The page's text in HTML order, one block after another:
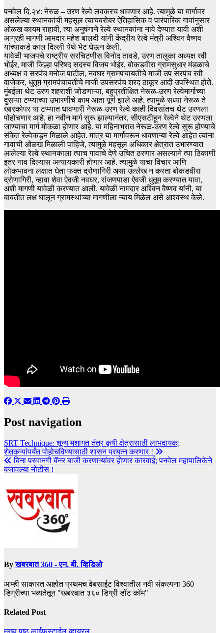
पनवेल दि.२४: नेरुळ – उरण रेल्वे लवकरच धावणार आहे. त्यामुळे या मार्गावर
असलेल्या स्थानकांची महसूल त्याचबरोबर ऐतिहासिक व पारंपारिक गावांनुसार
ओळख कायम राहावी, त्या अनुषंगाने रेल्वे स्थानकांना नावे देण्यात यावी अशी
आग्रही मागणी आमदार महेश बालदी यांनी केंद्रीय रेल्वे मंत्री अश्विन वैष्णव
यांच्याकडे काल दिल्ली येथे भेट घेऊन केली.
यावेळी भाजपचे राष्ट्रीय सरचिटणीस विनोद तावडे, उरण तालुका अध्यक्ष रवी
भोईर, माजी जिल्हा परिषद सदस्य विजय भोईर, बोकडवीरा ग्रामसुधार मंडळाचे
अध्यक्ष व सरपंच मनोज पाटील, नवघर ग्रामपंचायतीचे माजी उप सरपंच रवी
वाजेकर, धुतूम ग्रामपंचायतीचे माजी उपसरपंच शरद ठाकूर आदी उपस्थित होते.
मुंबईला थेट उरण शहराशी जोडणाऱ्या, बहुप्रतीक्षित नेरूळ-उरण रेल्वेमार्गाच्या
दुसऱ्या टप्प्याच्या उभारणीचे काम आता पूर्ण झाले आहे. त्यामुळे सध्या नेरूळ ते
खारकोपर या टप्प्यात धावणारी नेरूळ-उरण रेल्वे काही दिवसांतच थेट उरणला
पोहोचणार आहे. हा नवीन मार्ग सुरू झाल्यानंतर, सीएसटीहून रेल्वेने थेट उरणला
जाण्याचा मार्ग मोकळा होणार आहे. या महिनाभरात नेरूळ-उरण रेल्वे सुरू होण्याचे
संकेत रेल्वेकडून मिळाले आहेत. मात्र या मार्गावरून धावणाऱ्या रेल्वे आहेत त्यांना
गावांची ओळख मिळाली पाहिजे, त्यामुळे महसूल अधिकार क्षेत्रात उभारण्यात
आलेल्या रेल्वे स्थानकाला त्याच गावाचे देणे उचित ठरणार असल्याने त्या ठिकाणी
इतर नाव दिल्यास अन्यायकारी होणार आहे. त्यामुळे याचा विचार आणि
लोकभावना लक्षात घेता फक्त द्रोणागिरी असा उल्लेख न करता बोकडवीरा
द्रोणागिरी, न्हावा शेवा ऐवजी नवघर, रांजणपाडा ऐवजी धुतूम करण्यात यावा,
अशी मागणी यावेळी करण्यात आली. यावेळी नामदार अश्विन वैष्णव यांनी, या
बाबतीत लक्ष घालून ग्रामस्थांच्या मागणीला न्याय मिळेल असे आश्वस्थ केले.
Post navigation
SRT Technique: शून्य मशागत तंत्र कृषी क्षेत्रासाठी लाभदायक;
शेतकऱ्यांपर्यंत पोहोचविण्यासाठी शासन प्रयत्न करणार !
बिना परवानगी बॅनर बाजी करणाऱ्यांवर होणार कारवाई; पनवेल महापालिकेने
बजावल्या नोटीस !
Byखबरबात 360 - एन. बी. व्हिडिओ
आम्ही साकारत आहोत प्रथमच वेबसाईट विश्वातील नवी संकल्पना 360
डिग्रीच्या भव्यतेतून "खबरबात ३६० डिग्री डॉट कॉम"
Related Post